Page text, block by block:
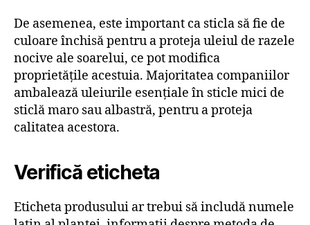
De asemenea, este important ca sticla să fie de
culoare închisă pentru a proteja uleiul de razele
nocive ale soarelui, ce pot modifica
proprietățile acestuia. Majoritatea companiilor
ambalează uleiurile esențiale în sticle mici de
sticlă maro sau albastră, pentru a proteja
calitatea acestora.
Verifică eticheta
Eticheta produsului ar trebui să includă numele